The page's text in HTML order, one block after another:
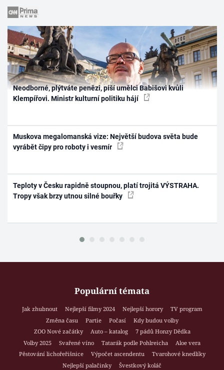
Neodborné, plýtváte penězi, píší umělci Babišovi kvůli
Klempířovi. Ministr kulturní politiku hájí
Muskova megalomanská vize: Největší budova světa bude
vyrábět čipy pro roboty i vesmír
Teploty v Česku rapidně stoupnou, platí trojitá VÝSTRAHA.
Tropy však brzy utnou silné bouřky
Populární témata
Jak zhubnout Nejlepší filmy 2024 Nejlepší horory
TV program
Změna času
Partie Počasí
Kdy budou volby
ZOO Nové začátky
Auto – katalog
7 pádů Honzy Dědka
Volby 2025
Svařené víno Tatarák podle Pohlreicha
Aloe vera
Pěstování lichořeřišnice
Výpočet ascendentu
Tvarohové knedlíky
Nejlepší palačinky
Švestkový koláč